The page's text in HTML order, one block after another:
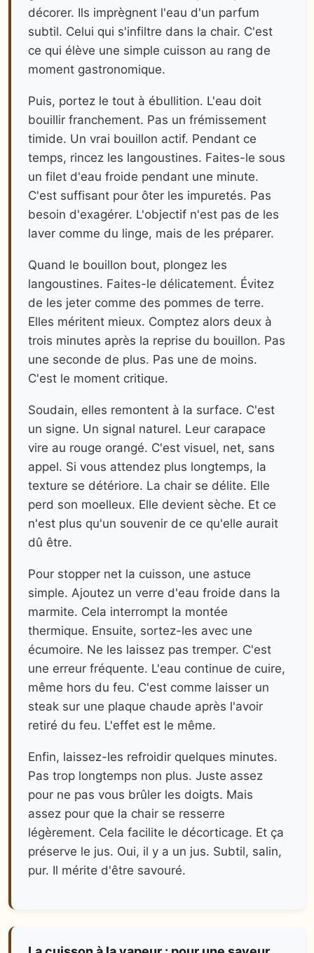
décorer. Ils imprègnent l'eau d'un parfum
subtil. Celui qui s'infiltre dans la chair. C'est
ce qui élève une simple cuisson au rang de
moment gastronomique.
Puis, portez le tout à ébullition. L'eau doit
bouillir franchement. Pas un frémissement
timide. Un vrai bouillon actif. Pendant ce
temps, rincez les langoustines. Faites-le sous
un filet d'eau froide pendant une minute.
C'est suffisant pour ôter les impuretés. Pas
besoin d'exagérer. L'objectif n'est pas de les
laver comme du linge, mais de les préparer.
Quand le bouillon bout, plongez les
langoustines. Faites-le délicatement. Évitez
de les jeter comme des pommes de terre.
Elles méritent mieux. Comptez alors deux à
trois minutes après la reprise du bouillon. Pas
une seconde de plus. Pas une de moins.
C'est le moment critique.
Soudain, elles remontent à la surface. C'est
un signe. Un signal naturel. Leur carapace
vire au rouge orangé. C'est visuel, net, sans
appel. Si vous attendez plus longtemps, la
texture se détériore. La chair se délite. Elle
perd son moelleux. Elle devient sèche. Et ce
n'est plus qu'un souvenir de ce qu'elle aurait
dû être.
Pour stopper net la cuisson, une astuce
simple. Ajoutez un verre d'eau froide dans la
marmite. Cela interrompt la montée
thermique. Ensuite, sortez-les avec une
écumoire. Ne les laissez pas tremper. C'est
une erreur fréquente. L'eau continue de cuire,
même hors du feu. C'est comme laisser un
steak sur une plaque chaude après l'avoir
retiré du feu. L'effet est le même.
Enfin, laissez-les refroidir quelques minutes.
Pas trop longtemps non plus. Juste assez
pour ne pas vous brûler les doigts. Mais
assez pour que la chair se resserre
légèrement. Cela facilite le décorticage. Et ça
préserve le jus. Oui, il y a un jus. Subtil, salin,
pur. Il mérite d'être savouré.